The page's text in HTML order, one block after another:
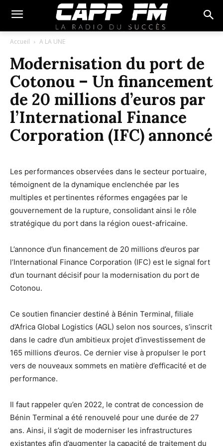
Accueil A LA UNE
Modernisation du port de
Cotonou – Un financement
de 20 millions d’euros par
l’International Finance
Corporation (IFC) annoncé
Les performances observées dans le secteur portuaire,
témoignent de la dynamique enclenchée par les
multiples et pertinentes réformes engagées par le
gouvernement de la rupture, consolidant ainsi le rôle
stratégique du port dans la région ouest-africaine.
L’annonce d’un financement de 20 millions d’euros par
l’International Finance Corporation (IFC) est le signal fort
d’un tournant décisif pour la modernisation du port de
Cotonou.
Ce soutien financier destiné à Bénin Terminal, filiale
d’Africa Global Logistics (AGL) selon nos sources, s’inscrit
dans le cadre d’un ambitieux projet d’investissement de
165 millions d’euros. Ce dernier vise à propulser le port
vers de nouveaux sommets en matière d’efficacité et de
performance.
Il faut rappeler qu’en 2022, le contrat de concession de
Bénin Terminal a été renouvelé pour une durée de 27
ans. Ainsi, il s’agit de moderniser les infrastructures
existantes afin d’augmenter la capacité de traitement du